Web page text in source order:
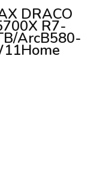
DRACO
R7-
ArcB580-